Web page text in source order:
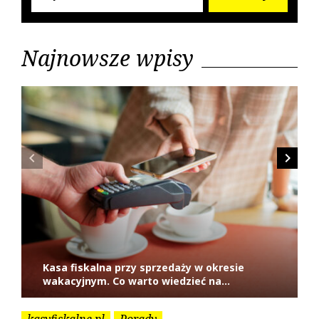
a
c
j
a
w
p
i
s
n
p
o
s
t
y
s
t
o
r
:
Najnowsze wpisy
Kasa fiskalna przy sprzedaży w okresie
wakacyjnym. Co warto wiedzieć na...
navigate_next
navigate_before